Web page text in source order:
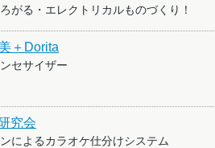
がる・エレクトリカルものづくり！
＋Dorita
セサイザー
究会
によるカラオケ仕分けシステム